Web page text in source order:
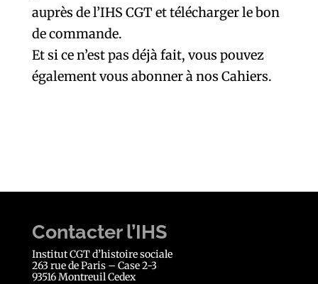
auprès de l’IHS CGT ettélécharger le bon
de commande.
Et si ce n’est pas déjà fait, vous pouvez
égalementvous abonner à nos Cahiers.
Contacter l’IHS
Institut CGT d’histoire sociale
263 rue de Paris – Case 2-3
93516 Montreuil Cedex